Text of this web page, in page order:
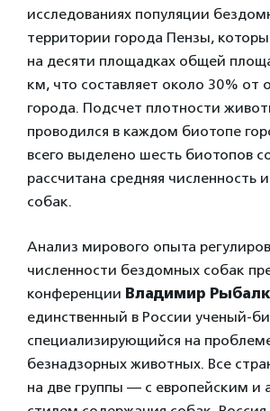
исследованиях популяции
территории города Пензы,
на десяти площадках общей
км, что составляет около 30%
города. Подсчет плотности
проводился в каждом биотопе
всего выделено шесть биотопов
рассчитана средняя численность
собак.
Анализ мирового опыта
численности бездомных собак
конференции Владимир
единственный в России ученый-
специализирующийся на
безнадзорных животных. Все
на две группы — с европейским и